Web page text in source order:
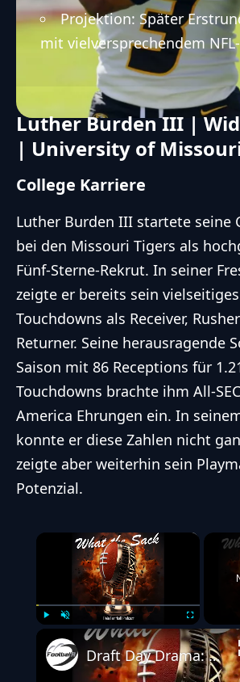
Projektion: Später
mit vielversprechendem
Luther Burden III |
| University of
College Karriere
Luther Burden III startete seine
bei den Missouri Tigers als
Fünf-Sterne-Rekrut. In seiner
zeigte er bereits sein
Touchdowns als Receiver,
Returner. Seine herausragende
Saison mit 86 Receptions für
Touchdowns brachte ihm All-
America Ehrungen ein. In
konnte er diese Zahlen nicht
zeigte aber weiterhin sein
Potenzial.
×
Unmute Fullscreen
Draft Day Drama: Vom Lucas Oil Stadium zum Draft